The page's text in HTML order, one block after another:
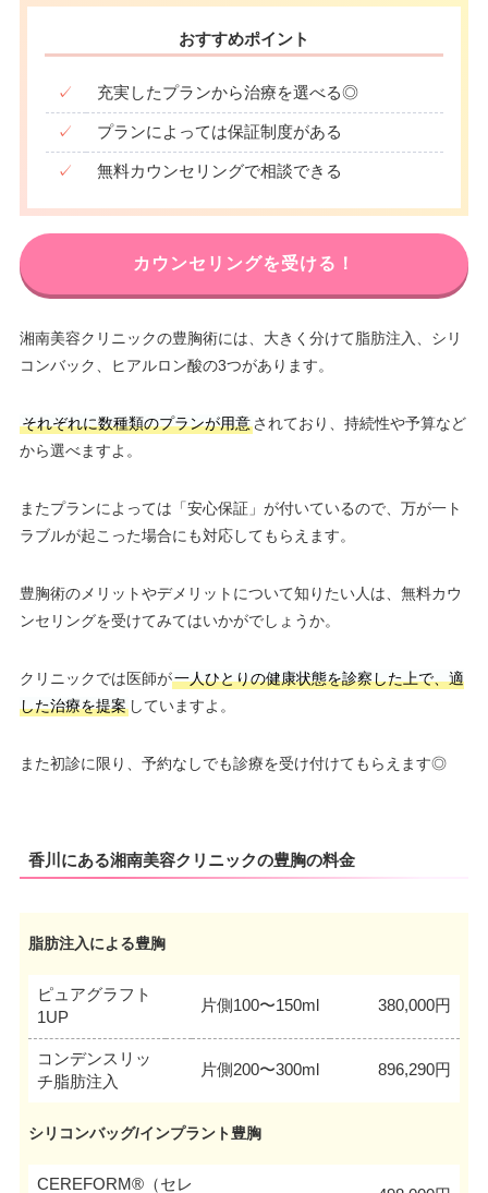
おすすめポイント
✓ 充実したプランから治療を選べる◎
✓ プランによっては保証制度がある
✓ 無料カウンセリングで相談できる
カウンセリングを受ける！
湘南美容クリニックの豊胸術には、大きく分けて脂肪注入、シリ
コンバック、ヒアルロン酸の3つがあります。
それぞれに数種類のプランが用意されており、持続性や予算など
から選べますよ。
またプランによっては「安心保証」が付いているので、万が一ト
ラブルが起こった場合にも対応してもらえます。
豊胸術のメリットやデメリットについて知りたい人は、無料カウ
ンセリングを受けてみてはいかがでしょうか。
クリニックでは医師が一人ひとりの健康状態を診察した上で、適
した治療を提案していますよ。
また初診に限り、予約なしでも診療を受け付けてもらえます◎
香川にある湘南美容クリニックの豊胸の料金
脂肪注入による豊胸
ピュアグラフト
1UP
片側100〜150ml 380,000円
コンデンスリッ
チ脂肪注入
片側200〜300ml 896,290円
シリコンバッグ/インプラント豊胸
CEREFORM®（セレ